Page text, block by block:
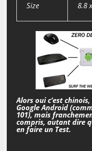
Size 8.8
Alors oui c’est
Google Android
101), mais
compris, autant dire
en faire un Test.